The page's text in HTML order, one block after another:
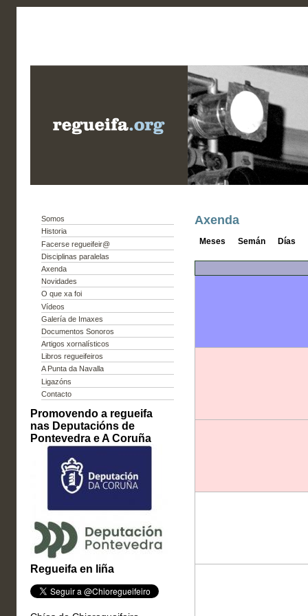
Somos
Historia
Facerse regueifeir@
Disciplinas paralelas
Axenda
Novidades
O que xa foi
Vídeos
Galería de Imaxes
Documentos Sonoros
Artigos xornalísticos
Libros regueifeiros
A Punta da Navalla
Ligazóns
Contacto
Promovendo a regueifa
nas Deputacións de
Pontevedra e A Coruña
Regueifa en liña
Axenda
Meses Semán Días